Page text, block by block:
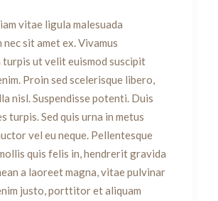
vitae ligula malesuada
sit amet ex. Vivamus
turpis ut velit euismod suscipit
Proin sed scelerisque libero,
nisl. Suspendisse potenti. Duis
turpis. Sed quis urna in metus
vel eu neque. Pellentesque
quis felis in, hendrerit gravida
a laoreet magna, vitae pulvinar
justo, porttitor et aliquam